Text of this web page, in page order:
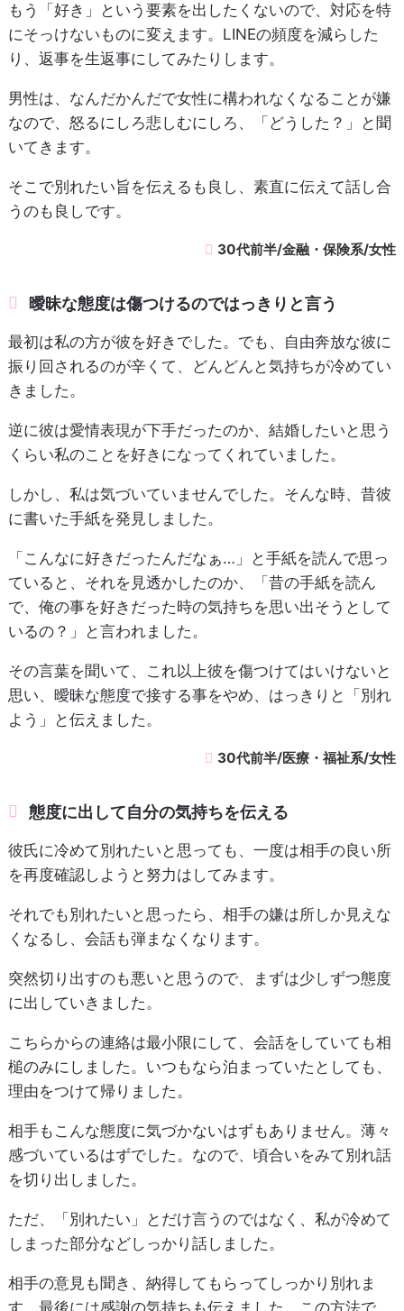
もう「好き」という要素を出したくないので、対応を特
にそっけないものに変えます。LINEの頻度を減らした
り、返事を生返事にしてみたりします。
男性は、なんだかんだで女性に構われなくなることが嫌
なので、怒るにしろ悲しむにしろ、「どうした？」と聞
いてきます。
そこで別れたい旨を伝えるも良し、素直に伝えて話し合
うのも良しです。
30代前半/金融・保険系/女性
曖昧な態度は傷つけるのではっきりと言う
最初は私の方が彼を好きでした。でも、自由奔放な彼に
振り回されるのが辛くて、どんどんと気持ちが冷めてい
きました。
逆に彼は愛情表現が下手だったのか、結婚したいと思う
くらい私のことを好きになってくれていました。
しかし、私は気づいていませんでした。そんな時、昔彼
に書いた手紙を発見しました。
「こんなに好きだったんだなぁ…」と手紙を読んで思っ
ていると、それを見透かしたのか、「昔の手紙を読ん
で、俺の事を好きだった時の気持ちを思い出そうとして
いるの？」と言われました。
その言葉を聞いて、これ以上彼を傷つけてはいけないと
思い、曖昧な態度で接する事をやめ、はっきりと「別れ
よう」と伝えました。
30代前半/医療・福祉系/女性
態度に出して自分の気持ちを伝える
彼氏に冷めて別れたいと思っても、一度は相手の良い所
を再度確認しようと努力はしてみます。
それでも別れたいと思ったら、相手の嫌は所しか見えな
くなるし、会話も弾まなくなります。
突然切り出すのも悪いと思うので、まずは少しずつ態度
に出していきました。
こちらからの連絡は最小限にして、会話をしていても相
槌のみにしました。いつもなら泊まっていたとしても、
理由をつけて帰りました。
相手もこんな態度に気づかないはずもありません。薄々
感づいているはずでした。なので、頃合いをみて別れ話
を切り出しました。
ただ、「別れたい」とだけ言うのではなく、私が冷めて
しまった部分などしっかり話しました。
相手の意見も聞き、納得してもらってしっかり別れま